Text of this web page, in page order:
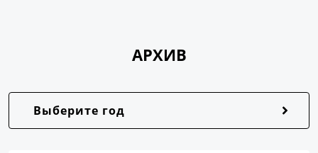
АРХИВ
Выберите год